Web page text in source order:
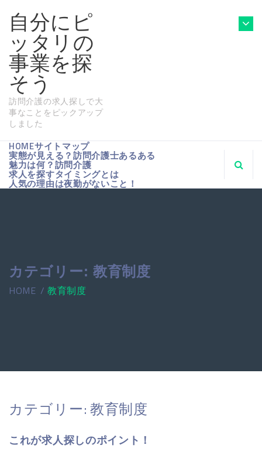
自分にピ
ッタリの
事業を探
そう
訪問介護の求人探しで大
事なことをピックアップ
しました
HOMEサイトマップ
実態が見える？訪問介護士あるある
魅力は何？訪問介護
求人を探すタイミングとは
人気の理由は夜勤がないこと！
カテゴリー: 教育制度
HOME 教育制度
カテゴリー:教育制度
これが求人探しのポイント！